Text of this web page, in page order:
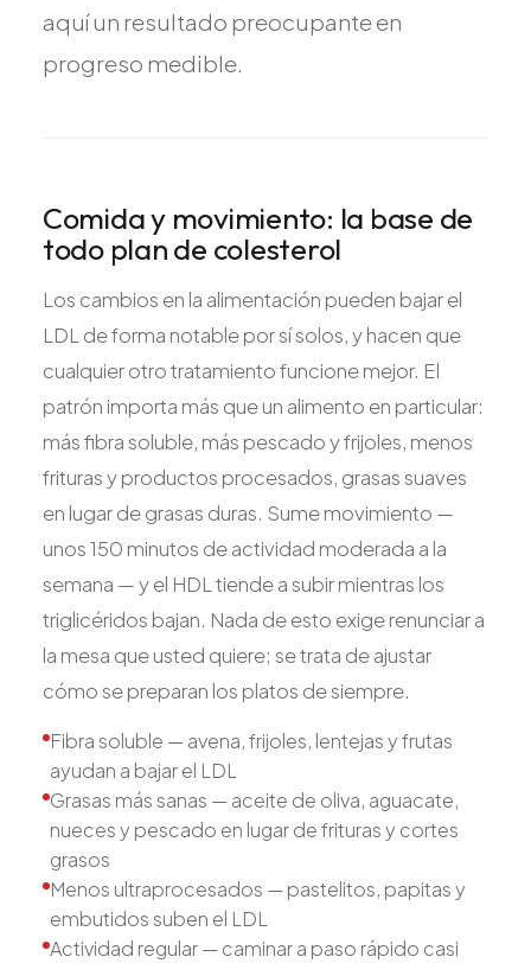
aquí un resultado preocupante en
progreso medible.
Comida y movimiento: la base de
todo plan de colesterol
Los cambios en la alimentación pueden bajar el
LDL de forma notable por sí solos, y hacen que
cualquier otro tratamiento funcione mejor. El
patrón importa más que un alimento en particular:
más fibra soluble, más pescado y frijoles, menos
frituras y productos procesados, grasas suaves
en lugar de grasas duras. Sume movimiento —
unos 150 minutos de actividad moderada a la
semana — y el HDL tiende a subir mientras los
triglicéridos bajan. Nada de esto exige renunciar a
la mesa que usted quiere; se trata de ajustar
cómo se preparan los platos de siempre.
Fibra soluble — avena, frijoles, lentejas y frutas
ayudan a bajar el LDL
Grasas más sanas — aceite de oliva, aguacate,
nueces y pescado en lugar de frituras y cortes
grasos
Menos ultraprocesados — pastelitos, papitas y
embutidos suben el LDL
Actividad regular — caminar a paso rápido casi